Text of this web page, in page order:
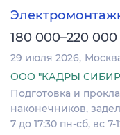
180 000–220 000
29 июля 2026
ООО "КАДРЫ
Подготовка и
наконечников,
7 до 17:30 пн-сб, вс